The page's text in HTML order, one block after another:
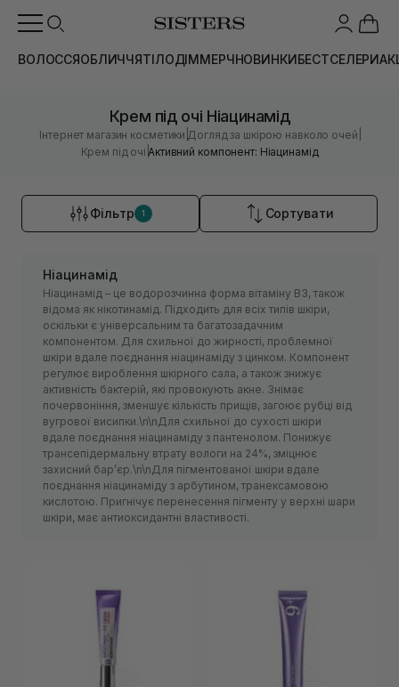
ВОЛОССЯОБЛИЧЧЯТІЛОДІММЕРЧНОВИНКИБЕСТСЕЛЕРИ
Крем під очі Ніацинамід
Інтернет магазин косметики |Догляд за шкірою навколо очей
Крем під очі |Активний компонент: Ніацинамід
Фільтр 1 Сортувати
Ніацинамід
Ніацинамід – це водорозчинна форма вітаміну B3, також
відома як нікотинамід. Підходить для всіх типів шкіри,
оскільки є універсальним та багатозадачним
компонентом. Для схильної до жирності, проблемної
шкіри вдале поєднання ніацинаміду з цинком. Компонент
регулює вироблення шкірного сала, а також знижує
активність бактерій, які провокують акне. Знімає
почервоніння, зменшує кількість прищів, загоює рубці від
вугрової висипки.\n\nДля схильної до сухості шкіри
вдале поєднання ніацинаміду з пантенолом. Понижує
трансепідермальну втрату вологи на 24%, зміцнює
захисний барʼєр.\n\nДля пігментованої шкіри вдале
поєднання ніацинаміду з арбутином, транексамовою
кислотою. Пригнічує перенесення пігменту у верхні шари
шкіри, має антиоксидантні властивості.